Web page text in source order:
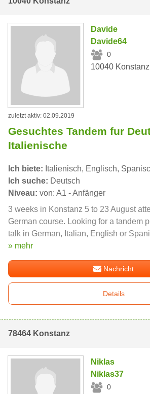
Davide
Davide64
0
10040 Konstanz
zuletzt aktiv: 02.09.2019
Gesuchtes Tandem fur
Italienische
Ich biete: Italienisch, Englisch,
Ich suche: Deutsch
Niveau: von: A1 - Anfänger
3 weeks in Konstanz 5 to 23 August
German course. Looking for a tandem
talk in German, Italian, English or
» mehr
Nachricht
Details
78464 Konstanz
Niklas
Niklas37
0